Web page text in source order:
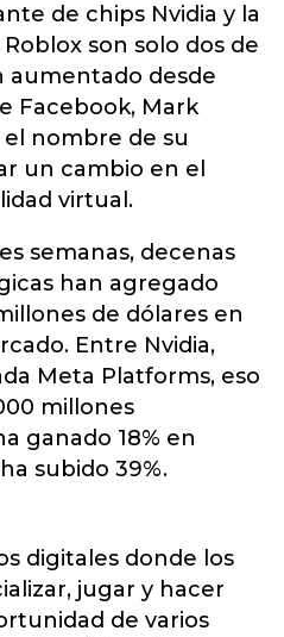
de chips Nvidia y la
son solo dos de
aumentado desde
Facebook, Mark
nombre de su
un cambio en el
virtual.
semanas, decenas
han agregado
de dólares en
Entre Nvidia,
Meta Platforms, eso
millones
ganado 18% en
subido 39%.
digitales donde los
jugar y hacer
de varios